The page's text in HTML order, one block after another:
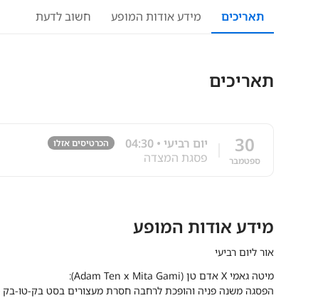
תאריכים מידע אודות המופע חשוב לדעת
תאריכים
30
ספטמבר
יום רביעי • 04:30 הכרטיסים אזלו
פסגת המצדה
מידע אודות המופע
אור ליום רביעי
מיטה גאמי X אדם טן (Adam Ten x Mita Gami
):
הפסגה משנה פניה והופכת לרחבה חסרת מעצורים בסט בק-טו-בק